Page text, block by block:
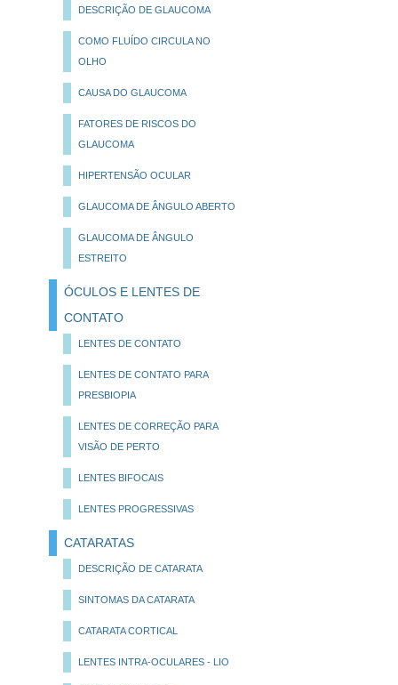
DESCRIÇÃO DE GLAUCOMA
COMO FLUÍDO CIRCULA NO
OLHO
CAUSA DO GLAUCOMA
FATORES DE RISCOS DO
GLAUCOMA
HIPERTENSÃO OCULAR
GLAUCOMA DE ÂNGULO ABERTO
GLAUCOMA DE ÂNGULO
ESTREITO
ÓCULOS E LENTES DE
CONTATO
LENTES DE CONTATO
LENTES DE CONTATO PARA
PRESBIOPIA
LENTES DE CORREÇÃO PARA
VISÃO DE PERTO
LENTES BIFOCAIS
LENTES PROGRESSIVAS
CATARATAS
DESCRIÇÃO DE CATARATA
SINTOMAS DA CATARATA
CATARATA CORTICAL
LENTES INTRA-OCULARES - LIO